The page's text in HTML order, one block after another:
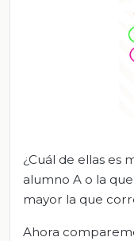
¿Cuál de ellas es
alumno A o la
mayor la que
Ahora